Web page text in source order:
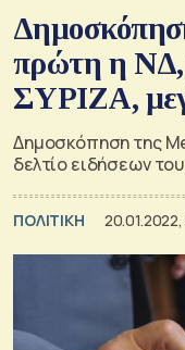
πρώτη η ΝΔ,
ΣΥΡΙΖΑ,
Δημοσκόπηση της
δελτίο ειδήσεων
ΠΟΛΙΤΙΚΗ